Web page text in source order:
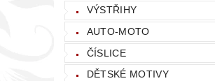
VÝSTŘIHY
AUTO-MOTO
ČÍSLICE
DĚTSKÉ MOTIVY